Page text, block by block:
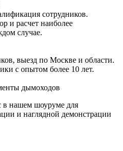
сотрудников.
и расчет наиболее
случае.
выезд по Москве и области.
с опытом более 10 лет.
дымоходов
в нашем шоуруме для
и наглядной демонстрации